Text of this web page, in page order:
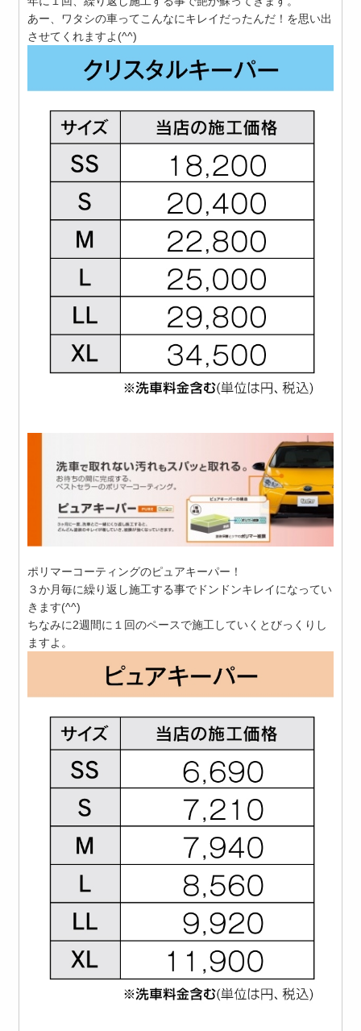
あー、ワタシの車ってこんなにキレイだったんだ！を思い出
させてくれますよ(^^)
ポリマーコーティングのピュアキーパー！
３か月毎に繰り返し施工する事でドンドンキレイになってい
きます(^^)
ちなみに2週間に１回のペースで施工していくとびっくりし
ますよ。